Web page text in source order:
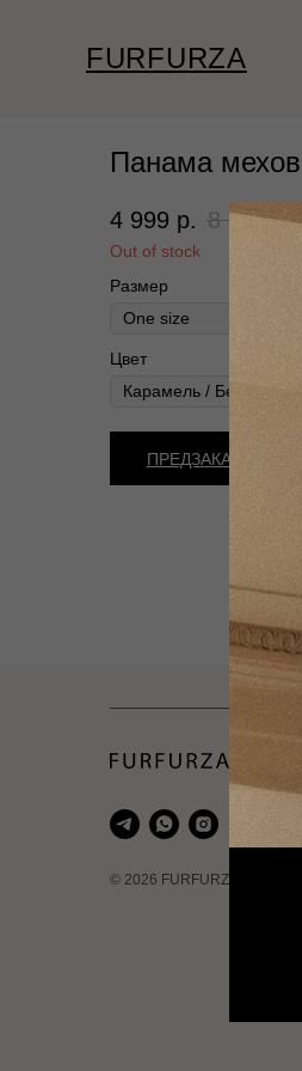
FURFURZA
Панама
4 999 р. 8 500 р.
Out of stock
Размер
Цвет
ПРЕДЗАКАЗ
© 2026 FURFURZA